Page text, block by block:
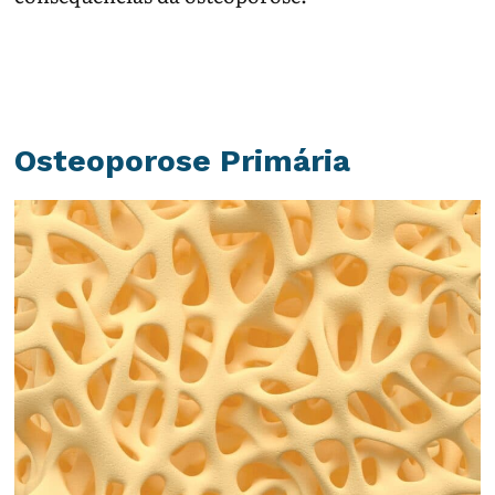
Osteoporose Primária